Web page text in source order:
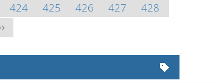
424 425 426 427
428